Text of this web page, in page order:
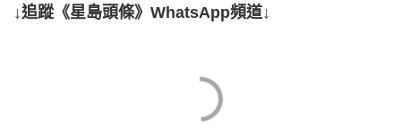
↓追蹤《星島頭條》WhatsApp頻道↓